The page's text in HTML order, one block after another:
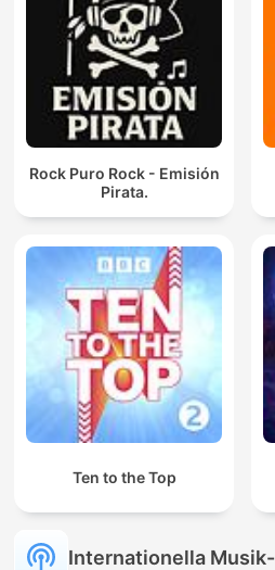
Rock Puro Rock - Emisión
Pirata.
Ten to the Top
Internationella